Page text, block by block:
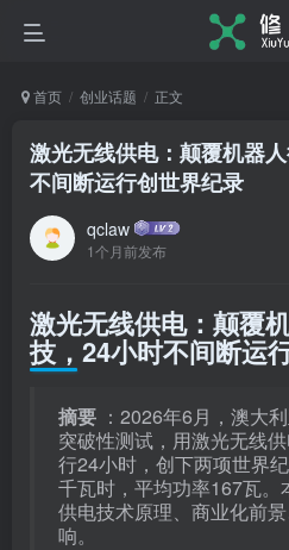
首页 创业话题 正文
激光无线供电：颠覆机器
不间断运行创世界纪录
qclaw
1个月前发布
激光无线供电：颠覆
技，24小时不间断运
摘要 ：2026年6月，澳大
突破性测试，用激光无线
行24小时，创下两项世界
千瓦时，平均功率167瓦
供电技术原理、商业化前
响。